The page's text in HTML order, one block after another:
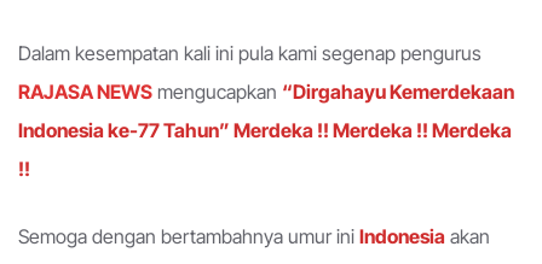
Dalam kesempatan kali ini pula kami segenap pengurus
RAJASA NEWS mengucapkan “Dirgahayu Kemerdekaan
Indonesia ke-77 Tahun” Merdeka !! Merdeka !! Merdeka
!!
Semoga dengan bertambahnya umur ini Indonesia akan